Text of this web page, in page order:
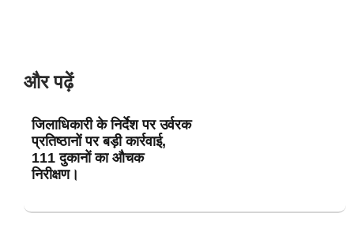
और पढ़ें
जिलाधिकारी के निर्देश पर उर्वरक
प्रतिष्ठानों पर बड़ी कार्रवाई,
111 दुकानों का औचक
निरीक्षण।